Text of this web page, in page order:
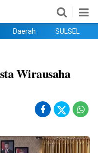
Daerah SULSEL
Wirausaha